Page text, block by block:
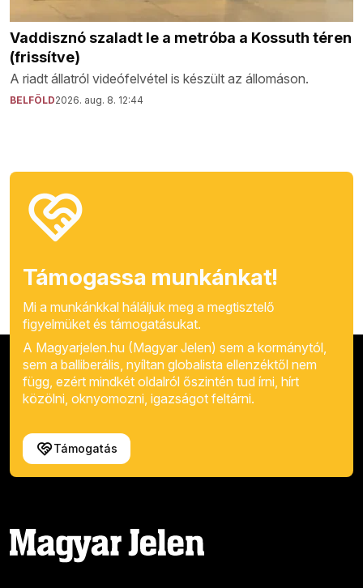
Vaddisznó szaladt le a metróba a Kossuth téren
(frissítve)
A riadt állatról videófelvétel is készült az állomáson.
BELFÖLD2026. aug. 8. 12:44
Támogassa munkánkat!
Mi a munkánkkal háláljuk meg a megtisztelő
figyelmüket és támogatásukat.
A Magyarjelen.hu (Magyar Jelen) sem a kormánytól,
sem a balliberális, nyíltan globalista ellenzéktől nem
függ, ezért mindkét oldalról őszintén tud írni, hírt
közölni, oknyomozni, igazságot feltárni.
Támogatás